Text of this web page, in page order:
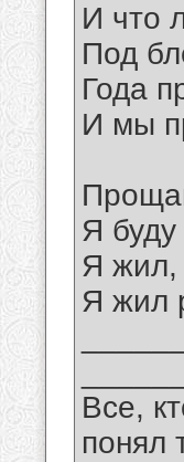
И что
Под
Года
И мы
Я
Я жил,
Я жил
Все,
понял